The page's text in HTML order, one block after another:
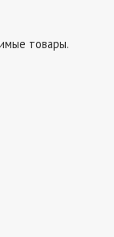
товары.